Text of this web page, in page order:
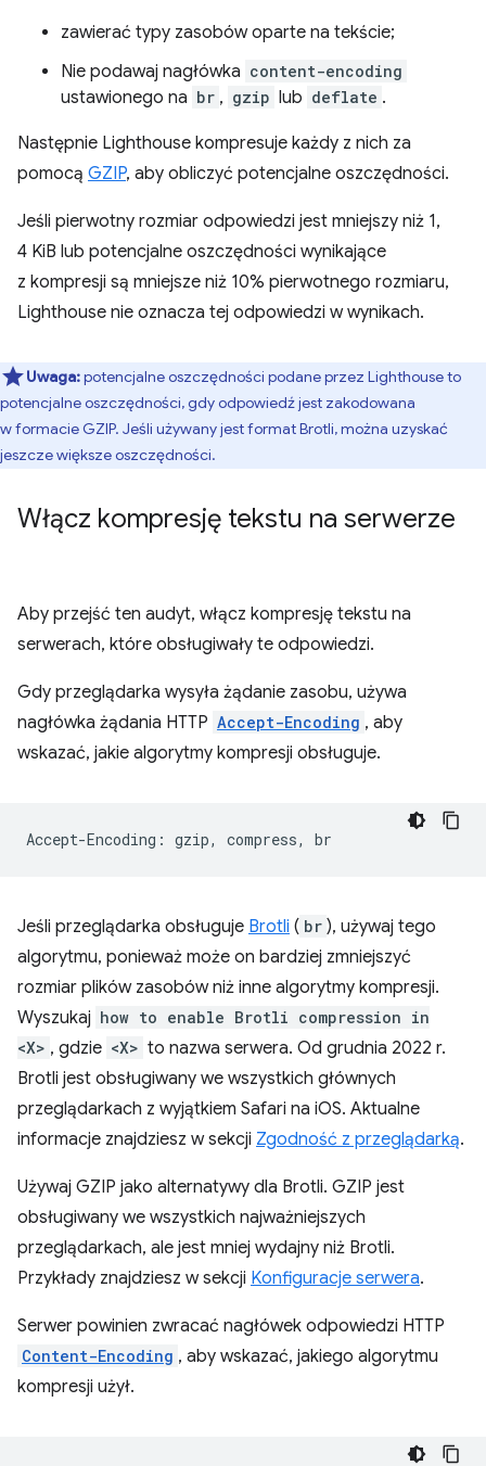
zawierać typy zasobów oparte na tekście;
Nie podawaj nagłówka content-encoding
ustawionego na br , gzip lub deflate .
Następnie Lighthouse kompresuje każdy z nich za
pomocą GZIP, aby obliczyć potencjalne oszczędności.
Jeśli pierwotny rozmiar odpowiedzi jest mniejszy niż 1,
4 KiB lub potencjalne oszczędności wynikające
z kompresji są mniejsze niż 10% pierwotnego rozmiaru,
Lighthouse nie oznacza tej odpowiedzi w wynikach.
Uwaga:potencjalne oszczędności podane przez Lighthouse to
potencjalne oszczędności, gdy odpowiedź jest zakodowana
w formacie GZIP. Jeśli używany jest format Brotli, można uzyskać
jeszcze większe oszczędności.
Włącz kompresję tekstu na serwerze
Aby przejść ten audyt, włącz kompresję tekstu na
serwerach, które obsługiwały te odpowiedzi.
Gdy przeglądarka wysyła żądanie zasobu, używa
nagłówka żądania HTTP Accept-Encoding , aby
wskazać, jakie algorytmy kompresji obsługuje.
Jeśli przeglądarka obsługuje Brotli ( br ), używaj tego
algorytmu, ponieważ może on bardziej zmniejszyć
rozmiar plików zasobów niż inne algorytmy kompresji.
Wyszukaj how to enable Brotli compression in
<X> , gdzie <X> to nazwa serwera. Od grudnia 2022 r.
Brotli jest obsługiwany we wszystkich głównych
przeglądarkach z wyjątkiem Safari na iOS. Aktualne
informacje znajdziesz w sekcji Zgodność z przeglądarką.
Używaj GZIP jako alternatywy dla Brotli. GZIP jest
obsługiwany we wszystkich najważniejszych
przeglądarkach, ale jest mniej wydajny niż Brotli.
Przykłady znajdziesz w sekcji Konfiguracje serwera.
Serwer powinien zwracać nagłówek odpowiedzi HTTP
Content-Encoding , aby wskazać, jakiego algorytmu
kompresji użył.